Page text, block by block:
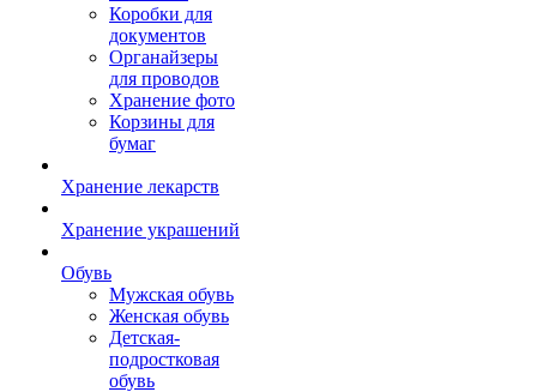
Коробки для
документов
Органайзеры
для проводов
Хранение фото
Корзины для
бумаг
Хранение лекарств
Хранение украшений
Обувь
Мужская обувь
Женская обувь
Детская-
подростковая
обувь